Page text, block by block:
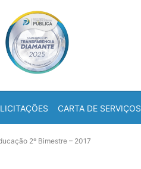
LICITAÇÕES CARTA DE SERVIÇOS
2º Bimestre – 2017